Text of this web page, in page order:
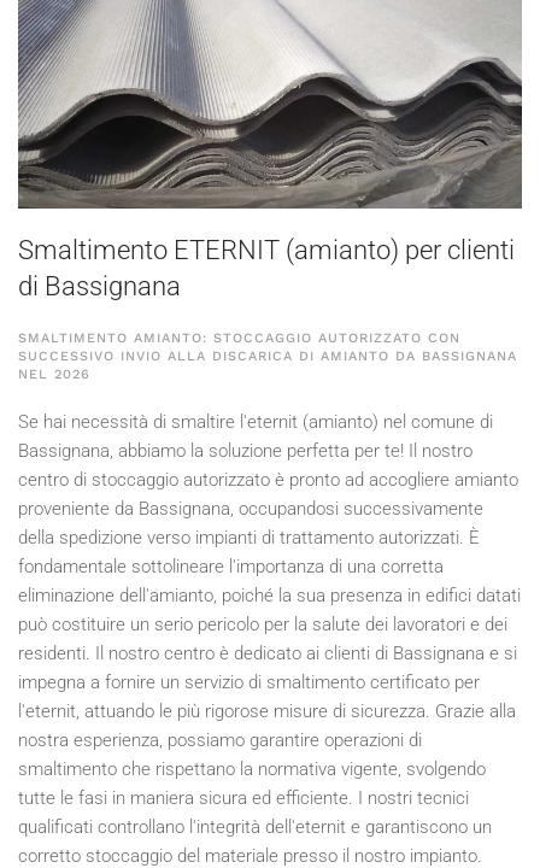
Smaltimento ETERNIT (amianto) per clienti
di Bassignana
SMALTIMENTO AMIANTO: STOCCAGGIO AUTORIZZATO CON
SUCCESSIVO INVIO ALLA DISCARICA DI AMIANTO DA BASSIGNANA
NEL 2026
Se hai necessità di smaltire l'eternit (amianto) nel comune di
Bassignana, abbiamo la soluzione perfetta per te! Il nostro
centro di stoccaggio autorizzato è pronto ad accogliere amianto
proveniente da Bassignana, occupandosi successivamente
della spedizione verso impianti di trattamento autorizzati. È
fondamentale sottolineare l'importanza di una corretta
eliminazione dell'amianto, poiché la sua presenza in edifici datati
può costituire un serio pericolo per la salute dei lavoratori e dei
residenti. Il nostro centro è dedicato ai clienti di Bassignana e si
impegna a fornire un servizio di smaltimento certificato per
l'eternit, attuando le più rigorose misure di sicurezza. Grazie alla
nostra esperienza, possiamo garantire operazioni di
smaltimento che rispettano la normativa vigente, svolgendo
tutte le fasi in maniera sicura ed efficiente. I nostri tecnici
qualificati controllano l'integrità dell'eternit e garantiscono un
corretto stoccaggio del materiale presso il nostro impianto.